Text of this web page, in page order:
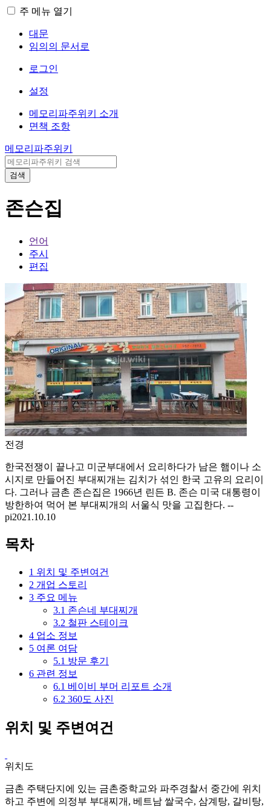
주 메뉴 열기
대문
임의의 문서로
로그인
설정
메모리파주위키 소개
면책 조항
메모리파주위키
검색
존슨집
언어
주시
편집
전경
한국전쟁이 끝나고 미군부대에서 요리하다가 남은 햄이나 소
시지로 만들어진 부대찌개는 김치가 섞인 한국 고유의 요리이
다. 그러나 금촌 존슨집은 1966년 린든 B. 존슨 미국 대통령이
방한하여 먹어 본 부대찌개의 서울식 맛을 고집한다. --
pi2021.10.10
목차
1 위치 및 주변여건
2 개업 스토리
3 주요 메뉴
3.1 존슨네 부대찌개
3.2 철판 스테이크
4 업소 정보
5 여론 여담
5.1 방문 후기
6 관련 정보
6.1 베이비 부머 리포트 소개
6.2 360도 사진
위치 및 주변여건
위치도
금촌 주택단지에 있는 금촌중학교와 파주경찰서 중간에 위치
하고 주변에 의정부 부대찌개, 베트남 쌀국수, 삼계탕, 갈비탕,